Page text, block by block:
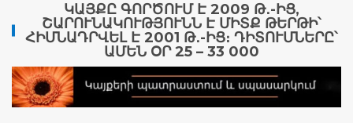
ԿԱՅՔԸ ԳՈՐԾՈՒՄ Է 2009 Թ․-ԻՑ,
ՇԱՐՈՒՆԱԿՈՒԹՅՈՒՆՆ Է ՄԻՏՔ ԹԵՐԹԻ՝
ՀԻՄՆԱԴՐՎԵԼ Է 2001 Թ․-ԻՑ։ ԴԻՏՈՒՄՆԵՐԸ՝
ԱՄԵՆ ՕՐ 25 – 33 000